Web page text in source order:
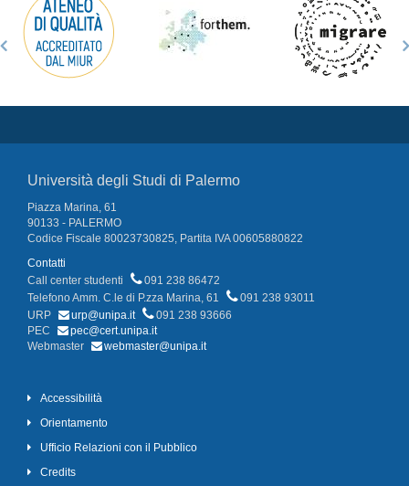
Università degli Studi di Palermo
Piazza Marina, 61
90133 - PALERMO
Codice Fiscale 80023730825, Partita IVA 00605880822
Contatti
Call center studenti
091 238 86472
Telefono Amm. C.le di P.zza Marina, 61
091 238 93011
URP
urp@unipa.it
091 238 93666
PEC
pec@cert.unipa.it
Webmaster
webmaster@unipa.it
Accessibilità
Orientamento
Ufficio Relazioni con il Pubblico
Credits